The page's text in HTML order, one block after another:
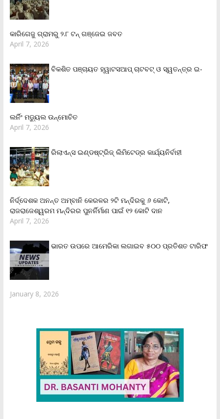
କାରିଗେଜୁ ଗ୍ରାମରୁ ୨.୮ ଟନ୍ ଗଞ୍ଜେଇ ଜବତ
April 7, 2026
ବିକଶିତ ପଞ୍ଚାୟତ ହ୍ୱାଟସଆପ୍ ଚାଟବଟ୍ ଓ ସ୍ୱତନ୍ତ୍ର ଇ-
ଲର୍ନିଂ ମଡ୍ୟୁଲ ଉନ୍ମୋଚିତ
April 7, 2026
ରିଲାଏନ୍‌ସ ଇଣ୍ଡଷ୍ଟ୍ରିଜ୍ ଲିମିଟେଡ୍‌ର କାର୍ଯ୍ୟନିର୍ବାହୀ
ନିର୍ଦ୍ଦେଶକ ଅନନ୍ତ ଅମ୍ବାନି କେରଳର ୨ଟି ମନ୍ଦିରକୁ ୬ କୋଟି,
ରାଜରାଜେଶ୍ୱରମ ମନ୍ଦିରର ପୁନର୍ନିର୍ମାଣ ପାଇଁ ୧୨ କୋଟି ଦାନ
April 7, 2026
ଭାରତ ଉପରେ ଆମେରିକା ଲଗାଇବ ୫୦୦ ପ୍ରତିଶତ ଟାରିଫ
January 8, 2026